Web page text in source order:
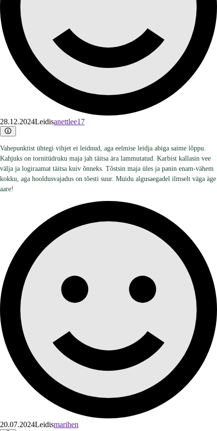
28.12.2024Leidisanettlee17
Vahepunktist ühtegi vihjet ei leidnud, aga eelmise leidja abiga saime lõppu.
Kahjuks on tornitüdruku maja jah täitsa ära lammutatud. Karbist kallasin vee
välja ja logiraamat täitsa kuiv õnneks. Tõstsin maja üles ja panin enam-vähem
kokku, aga hooldusvajadus on tõesti suur. Muidu algusaegadel ilmselt väga äge
aare!
20.07.2024Leidismarihen